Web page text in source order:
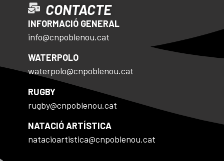
CONTACTE
INFORMACIÓ GENERAL
info@cnpoblenou.cat
WATERPOLO
waterpolo@cnpoblenou.cat
RUGBY
rugby@cnpoblenou.cat
NATACIÓ ARTÍSTICA
natacioartistica@cnpoblenou.cat